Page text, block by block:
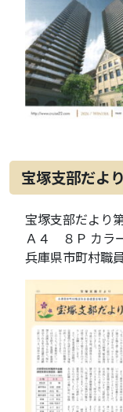
宝塚支部だよ
宝塚支部だより
Ａ４ ８Ｐ カラ
兵庫県市町村職